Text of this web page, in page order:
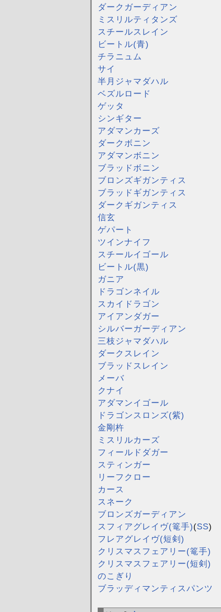
ダークガーディアン
ミスリルティタンズ
スチールスレイン
ビートル(青)
チラニュム
サイ
半月ジャマダハル
ベズルロード
ゲッタ
シンギター
アダマンカーズ
ダークボニン
アダマンボニン
ブラッドボニン
ブロンズギガンティス
ブラッドギガンティス
ダークギガンティス
信玄
ゲパート
ツインナイフ
スチールイゴール
ビートル(黒)
ガニア
ドラゴンネイル
スカイドラゴン
アイアンダガー
シルバーガーディアン
三枝ジャマダハル
ダークスレイン
ブラッドスレイン
メーバ
クナイ
アダマンイゴール
ドラゴンスロンズ(紫)
金剛杵
ミスリルカーズ
フィールドダガー
スティンガー
リーフクロー
カース
スネーク
ブロンズガーディアン
スフィアグレイヴ(篭手)(SS)
フレアグレイヴ(短剣)
クリスマスフェアリー(篭手)
クリスマスフェアリー(短剣)
のこぎり
ブラッディマンティスパンツ